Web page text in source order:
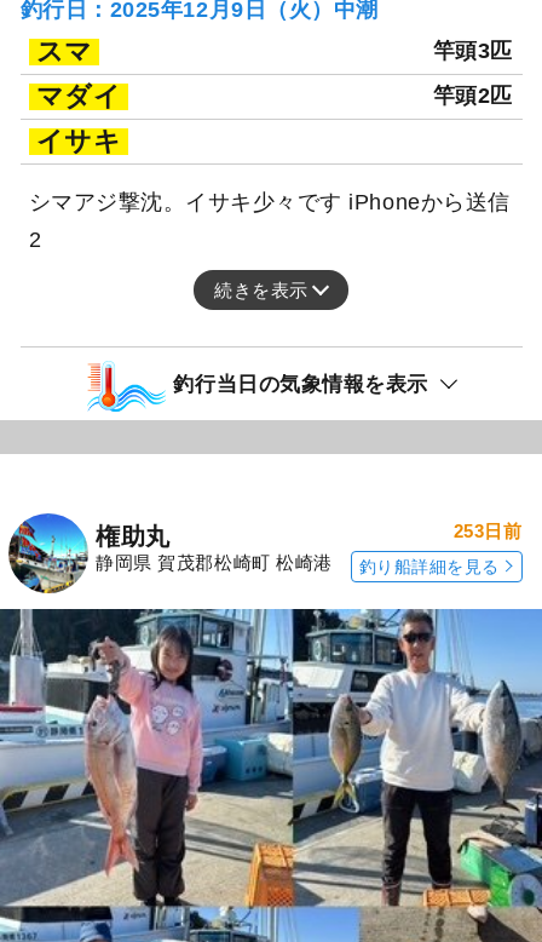
釣行日：2025年12月9日（火）中潮
スマ 竿頭3匹
マダイ 竿頭2匹
イサキ
シマアジ撃沈。イサキ少々です iPhoneから送信
2
続きを表示
釣行当日の気象情報を表示
権助丸
静岡県 賀茂郡松崎町 松崎港
253日前
釣り船詳細を見る